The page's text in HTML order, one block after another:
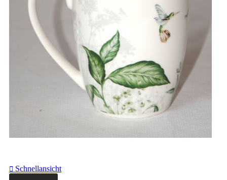
Schnellansicht